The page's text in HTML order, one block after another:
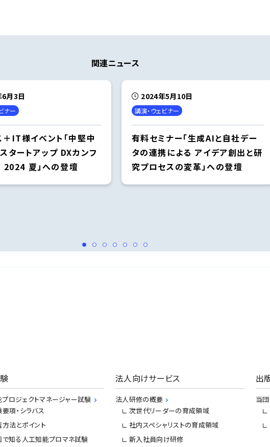
関連ニュース
月3日
ナー
＋IT様イベント「中堅中
タートアップ DXカンフ
2024 夏」への登壇
2024年5月10日
講演・ウェビナー
有料セミナー「生成AIと自社デー
タの連携による アイデア創出と研
究プロセスの変革」への登壇
ロジェクトマネージャー試験
項・シラバス
法とポイント
で知る人工知能プロマネ試験
法人向けサービス
法人研修の概要
次世代リーダーの育成領域
社内スペシャリストの育成領域
新入社員向け研修
出
当